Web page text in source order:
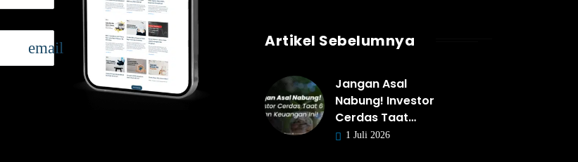
email Artikel Sebelumnya
Jangan Asal
Nabung! Investor
Cerdas Taat…
1 Juli 2026